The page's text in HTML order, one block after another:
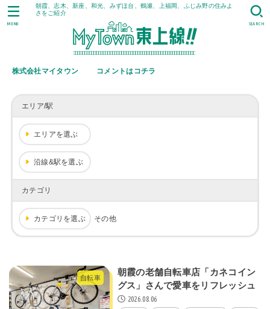
朝霞、志木、新座、和光、みずほ台、鶴瀬、上福岡、ふじみ野の住みよ
さをご紹介
株式会社マイタウン コメントはコチラ
SEARCH
MENU
エリア/駅
エリアを選ぶ
沿線&駅を選ぶ
カテゴリ
カテゴリを選ぶ その他
自転車
朝霞の老舗自転車店「カネコイン
グス」さんで愛車をリフレッシュ
2026.08.06